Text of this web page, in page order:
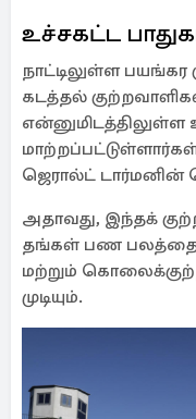
உச்சகட்ட
நாட்டிலுள்ள
கடத்தல்
என்னுமிடத்திலுள்ள
ஜெரால்ட் டார்மனின்
அதாவது, இந்தக்
தங்கள் பண
மற்றும்
முடியும்.